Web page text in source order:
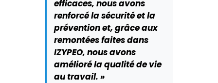
efficaces, nous avons
renforcé la sécurité et la
prévention et, grâce aux
remontées faites dans
IZYPEO, nous avons
amélioré la qualité de vie
au travail. »